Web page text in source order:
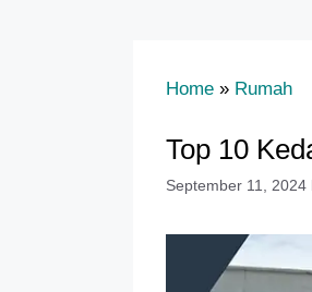
Home » Rumah
Top 10
September 11, 2024